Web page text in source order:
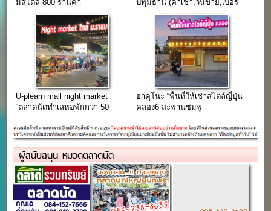
มีสไตล์ 800 ร้านค้า
ปทุมธานี (ค่าเช่า,วันขาย,เบอร์
U-plearn mall night market
“ตลาดนัดทำเลหอพักกว่า 50
6”
ฮาคุโนะ “พื้นที่ให้เช่าสไตล์ญี่ปุ่น
คลอง6 สะพานชมพู”
ผู้สนับสนุน หมวดตลาดนัด